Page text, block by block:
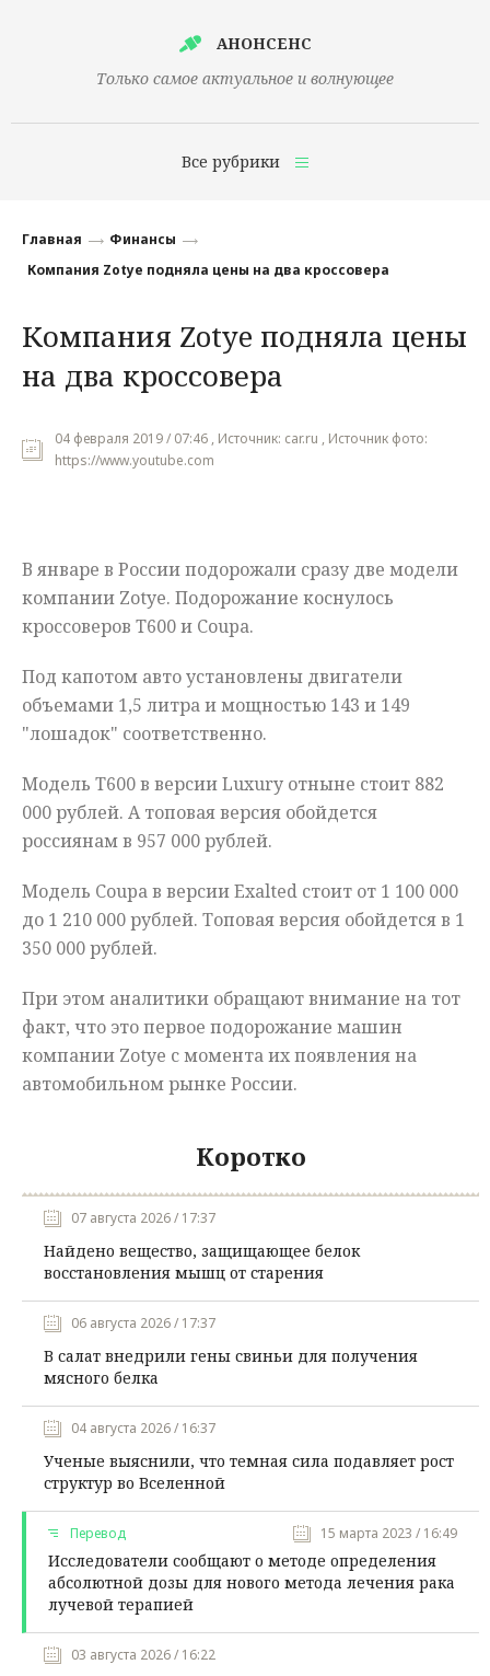
АНОНСЕНС
Только самое актуальное и волнующее
Все рубрики
Финансы
Наука
Культура
Общество
Происшествия
Главная
Финансы
Компания Zotye подняла цены на два кроссовера
Компания Zotye подняла цены
на два кроссовера
04 февраля 2019 / 07:46 , Источник: car.ru , Источник фото:
https://www.youtube.com
В январе в России подорожали сразу две модели
компании Zotye. Подорожание коснулось
кроссоверов T600 и Coupa.
Под капотом авто установлены двигатели
объемами 1,5 литра и мощностью 143 и 149
"лошадок" соответственно.
Модель Т600 в версии Luxury отныне стоит 882
000 рублей. А топовая версия обойдется
россиянам в 957 000 рублей.
Модель Coupa в версии Exalted стоит от 1 100 000
до 1 210 000 рублей. Топовая версия обойдется в 1
350 000 рублей.
При этом аналитики обращают внимание на тот
факт, что это первое подорожание машин
компании Zotye с момента их появления на
автомобильном рынке России.
Коротко
07 августа 2026 / 17:37
Найдено вещество, защищающее белок
восстановления мышц от старения
06 августа 2026 / 17:37
В салат внедрили гены свиньи для получения
мясного белка
04 августа 2026 / 16:37
Ученые выяснили, что темная сила подавляет рост
структур во Вселенной
Перевод 15 марта 2023 / 16:49
Исследователи сообщают о методе определения
абсолютной дозы для нового метода лечения рака
лучевой терапией
03 августа 2026 / 16:22